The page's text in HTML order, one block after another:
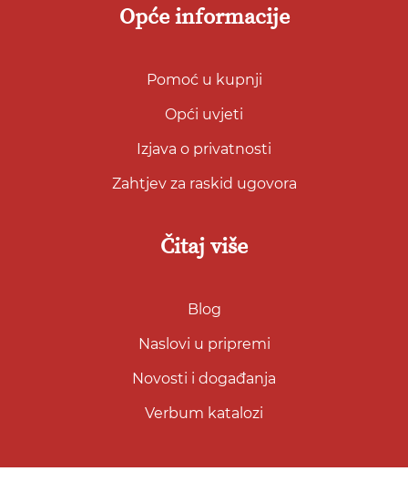
Opće informacije
Pomoć u kupnji
Opći uvjeti
Izjava o privatnosti
Zahtjev za raskid ugovora
Čitaj više
Blog
Naslovi u pripremi
Novosti i događanja
Verbum katalozi